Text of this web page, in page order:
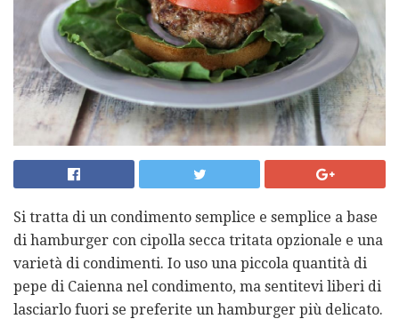
Si tratta di un condimento semplice e semplice a base
di hamburger con cipolla secca tritata opzionale e una
varietà di condimenti. Io uso una piccola quantità di
pepe di Caienna nel condimento, ma sentitevi liberi di
lasciarlo fuori se preferite un hamburger più delicato.